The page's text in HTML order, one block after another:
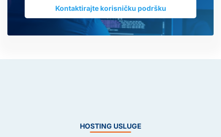
Kontaktirajte korisničku podršku
HOSTING USLUGE